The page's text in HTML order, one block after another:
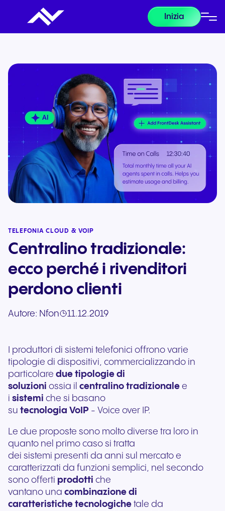
Inizia
TELEFONIA CLOUD & VOIP
Centralino tradizionale:
ecco perché i rivenditori
perdono clienti
Autore: Nfon 11.12.2019
I produttori di sistemi telefonici offrono varie
tipologie di dispositivi, commercializzando in
particolare due tipologie di
soluzioni ossia il centralino tradizionale e
i sistemi che si basano
su tecnologia VoIP - Voice over IP.
Le due proposte sono molto diverse tra loro in
quanto nel primo caso si tratta
dei sistemi presenti da anni sul mercato e
caratterizzati da funzioni semplici, nel secondo
sono offerti prodotti che
vantano una combinazione di
caratteristiche tecnologiche tale da